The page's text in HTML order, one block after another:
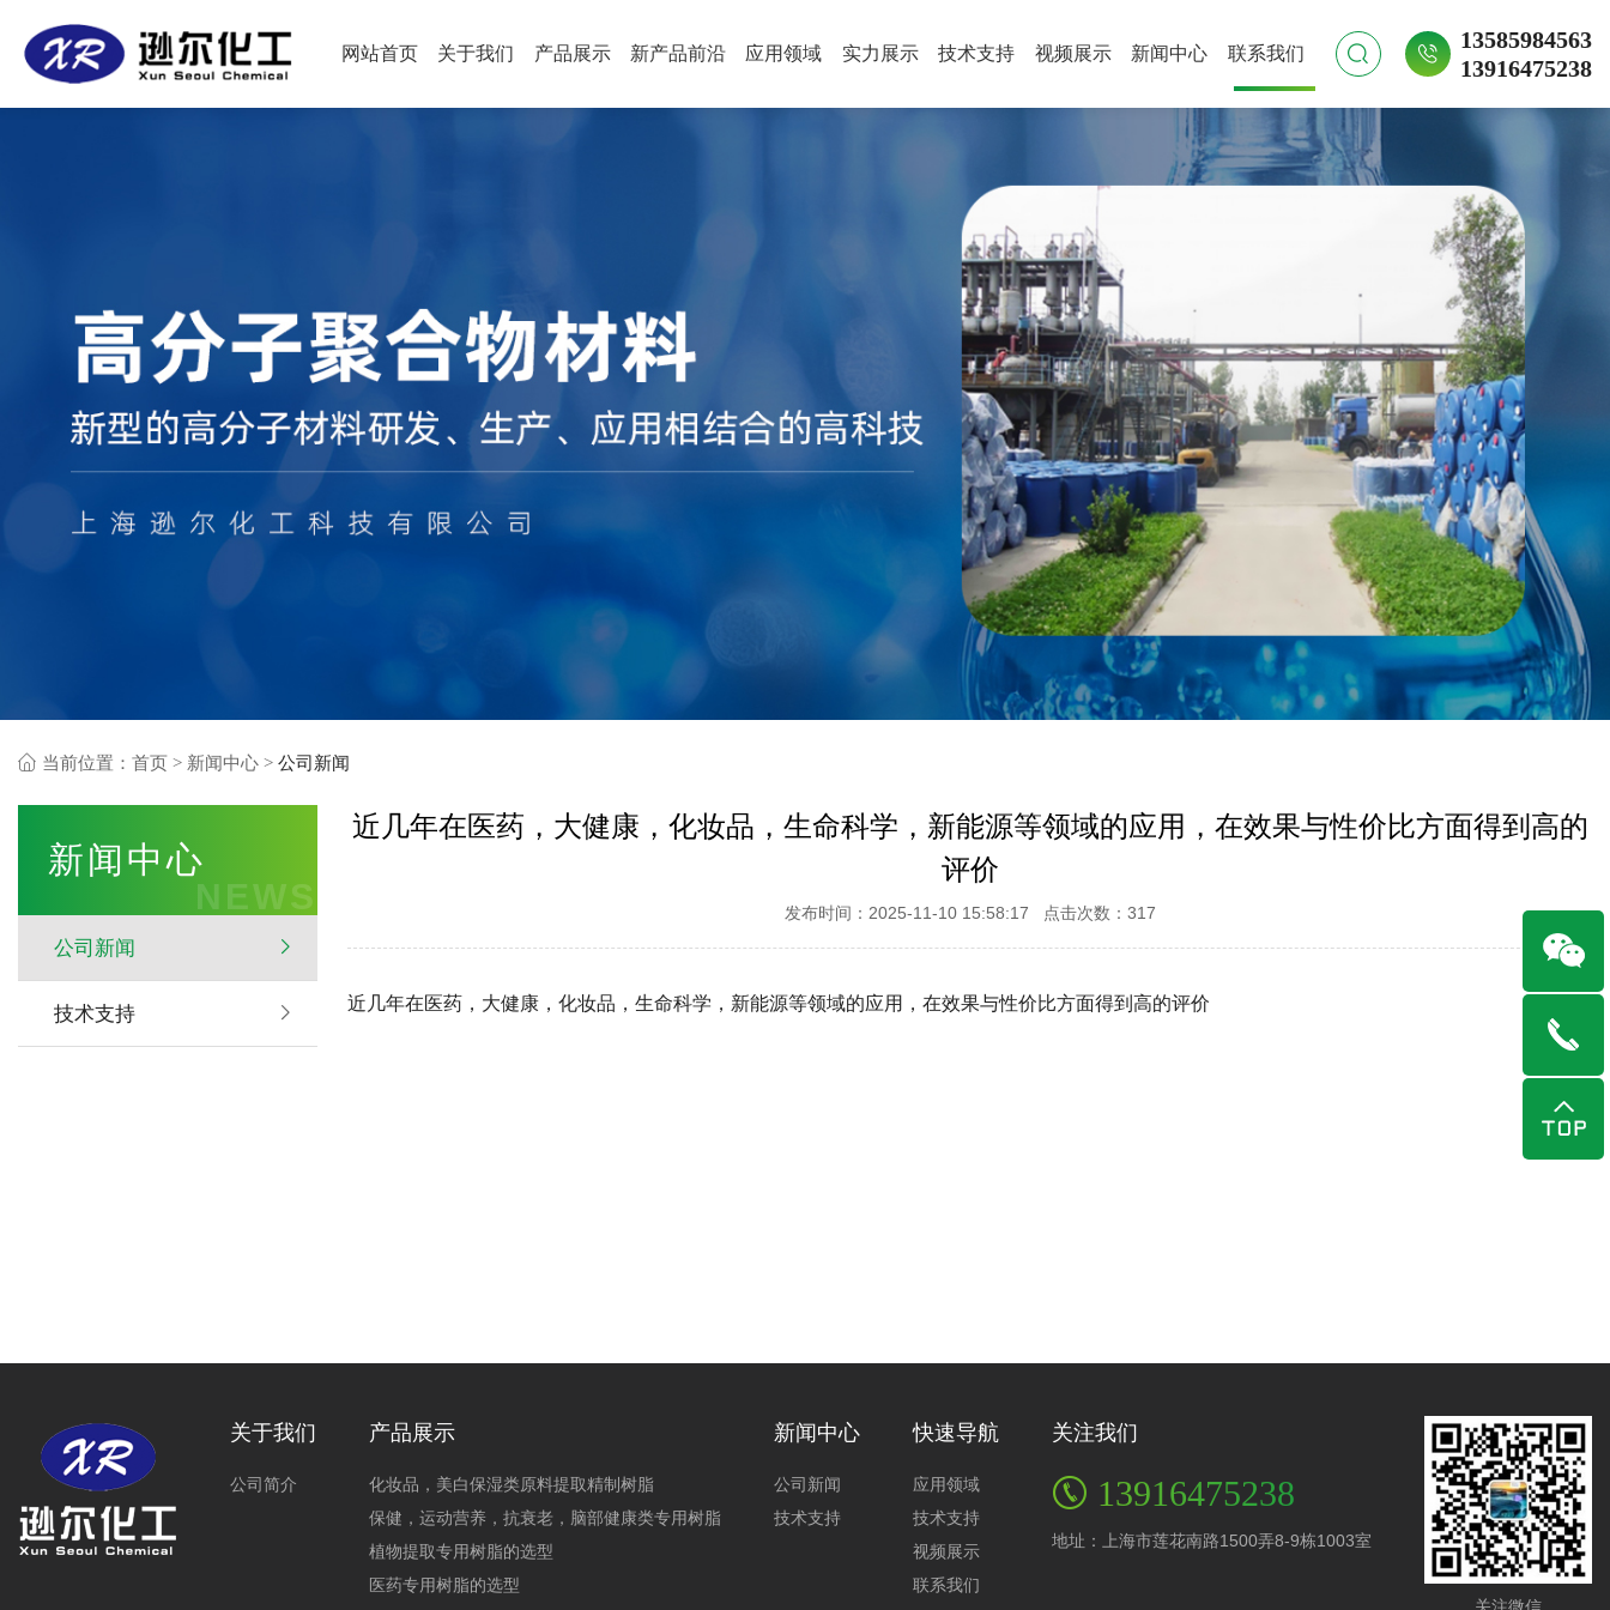
网站首页 关于我们 产品展示 新产品前沿 应用领域 实力展示 技术支持 视频展示 新闻中心 联系我们
13585984563
13916475238
当前位置： 首页 > 新闻中心 > 公司新闻
新闻中心
NEWS
公司新闻
技术支持
近几年在医药，大健康，化妆品，生命科学，新能源等领域的应用，在效果与性价比方面得到高的
评价
发布时间：2025-11-10 15:58:17 点击次数：317
近几年在医药，大健康，化妆品，生命科学，新能源等领域的应用，在效果与性价比方面得到高的评价
关于我们
公司简介
产品展示
化妆品，美白保湿类原料提取精制树脂
保健，运动营养，抗衰老，脑部健康类专用树脂
植物提取专用树脂的选型
医药专用树脂的选型
新闻中心
公司新闻
技术支持
快速导航
应用领域
技术支持
视频展示
联系我们
关注我们
13916475238
地址：上海市莲花南路1500弄8-9栋1003室
关注微信